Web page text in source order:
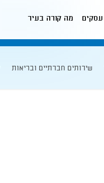
עסקים מה קורה בעיר
שירותים חברתיים ובריאות